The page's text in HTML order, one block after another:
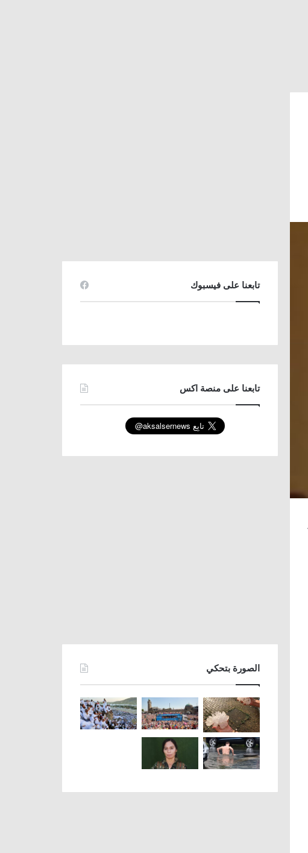
تابعنا على فيسبوك
تابعنا على منصة اكس
الصورة بتحكي